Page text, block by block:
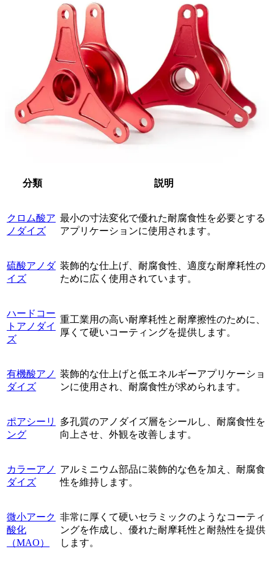
分類 説明
クロム酸ア
ノダイズ
最小の寸法変化で優れた耐腐食性を必要とする
アプリケーションに使用されます。
硫酸アノダ
イズ
装飾的な仕上げ、耐腐食性、適度な耐摩耗性の
ために広く使用されています。
ハードコー
トアノダイ
ズ
重工業用の高い耐摩耗性と耐摩擦性のために、
厚くて硬いコーティングを提供します。
有機酸アノ
ダイズ
装飾的な仕上げと低エネルギーアプリケーショ
ンに使用され、耐腐食性が求められます。
ポアシーリ
ング
多孔質のアノダイズ層をシールし、耐腐食性を
向上させ、外観を改善します。
カラーアノ
ダイズ
アルミニウム部品に装飾的な色を加え、耐腐食
性を維持します。
微小アーク
酸化
（MAO）
非常に厚くて硬いセラミックのようなコーティ
ングを作成し、優れた耐摩耗性と耐熱性を提供
します。